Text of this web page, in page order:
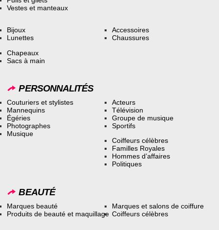
Vestes et manteaux
Bijoux
Lunettes
Accessoires
Chaussures
Chapeaux
Sacs à main
PERSONNALITÉS
Couturiers et stylistes
Mannequins
Égéries
Photographes
Musique
Acteurs
Télévision
Groupe de musique
Sportifs
Coiffeurs célèbres
Familles Royales
Hommes d’affaires
Politiques
BEAUTÉ
Marques beauté
Produits de beauté et maquillage
Marques et salons de coiffure
Coiffeurs célèbres